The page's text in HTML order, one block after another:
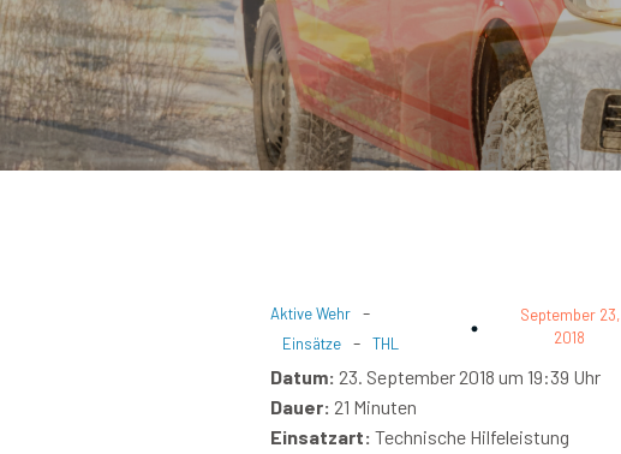
Aktive Wehr -
Einsätze - THL
September 23,
2018
Datum: 23. September 2018 um 19:39 Uhr
Dauer: 21 Minuten
Einsatzart: Technische Hilfeleistung